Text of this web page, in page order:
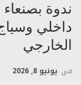
ندوة
داخلي
الخارجي
في يونيو 8, 2026